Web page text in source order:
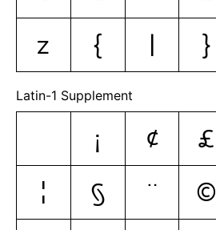
z
{ }
Latin-1 Supplement
¡ ¢ £
¦
§ ¨ ©